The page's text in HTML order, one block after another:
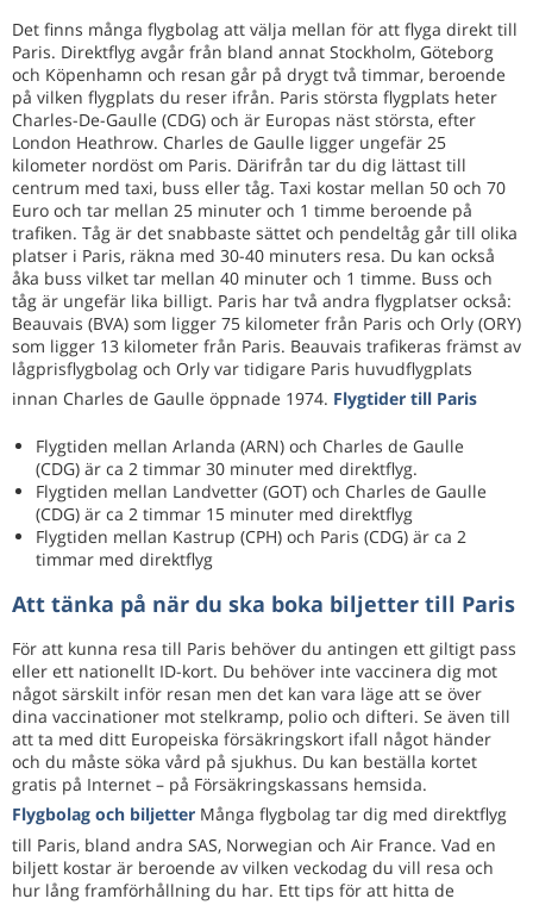
Det finns många flygbolag att välja mellan för att flyga direkt till
Paris. Direktflyg avgår från bland annat Stockholm, Göteborg
och Köpenhamn och resan går på drygt två timmar, beroende
på vilken flygplats du reser ifrån. Paris största flygplats heter
Charles-De-Gaulle (CDG) och är Europas näst största, efter
London Heathrow. Charles de Gaulle ligger ungefär 25
kilometer nordöst om Paris. Därifrån tar du dig lättast till
centrum med taxi, buss eller tåg. Taxi kostar mellan 50 och 70
Euro och tar mellan 25 minuter och 1 timme beroende på
trafiken. Tåg är det snabbaste sättet och pendeltåg går till olika
platser i Paris, räkna med 30-40 minuters resa. Du kan också
åka buss vilket tar mellan 40 minuter och 1 timme. Buss och
tåg är ungefär lika billigt. Paris har två andra flygplatser också:
Beauvais (BVA) som ligger 75 kilometer från Paris och Orly (ORY)
som ligger 13 kilometer från Paris. Beauvais trafikeras främst av
lågprisflygbolag och Orly var tidigare Paris huvudflygplats
innan Charles de Gaulle öppnade 1974. Flygtider till Paris
Flygtiden mellan Arlanda (ARN) och Charles de Gaulle
(CDG) är ca 2 timmar 30 minuter med direktflyg.
Flygtiden mellan Landvetter (GOT) och Charles de Gaulle
(CDG) är ca 2 timmar 15 minuter med direktflyg
Flygtiden mellan Kastrup (CPH) och Paris (CDG) är ca 2
timmar med direktflyg
Att tänka på när du ska boka biljetter till Paris
För att kunna resa till Paris behöver du antingen ett giltigt pass
eller ett nationellt ID-kort. Du behöver inte vaccinera dig mot
något särskilt inför resan men det kan vara läge att se över
dina vaccinationer mot stelkramp, polio och difteri. Se även till
att ta med ditt Europeiska försäkringskort ifall något händer
och du måste söka vård på sjukhus. Du kan beställa kortet
gratis på Internet – på Försäkringskassans hemsida.
Flygbolag och biljetter Många flygbolag tar dig med direktflyg
till Paris, bland andra SAS, Norwegian och Air France. Vad en
biljett kostar är beroende av vilken veckodag du vill resa och
hur lång framförhållning du har. Ett tips för att hitta de